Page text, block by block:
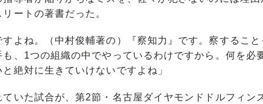
ートの著書だった。
すよね。（中村俊輔著の）『察知力』です。察すること
、1つの組織の中でやっているわけですから。何を必
絶対に生きていけないですよね」
いた試合が、第2節・名古屋ダイヤモンドドルフィン